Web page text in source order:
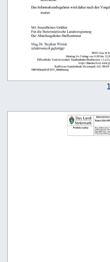
                           
Unterzeichner
Datum/Zeit-
Prüfinformation Das
amtssigniert.
Signatur bzw.
https://